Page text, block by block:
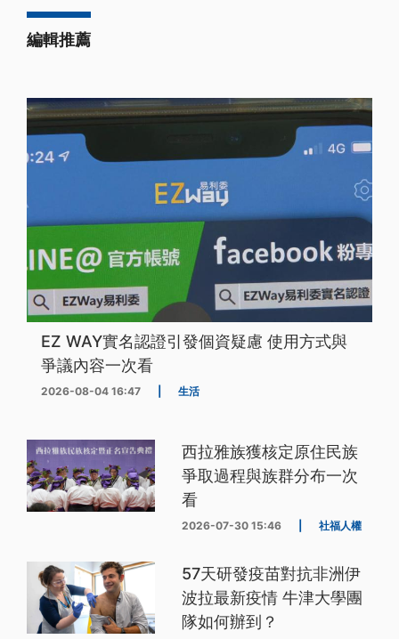
編輯推薦
EZ WAY實名認證引發個資疑慮 使用方式與
爭議內容一次看
2026-08-04 16:47 生活
西拉雅族獲核定原住民族
爭取過程與族群分布一次
看
2026-07-30 15:46 社福人權
57天研發疫苗對抗非洲伊
波拉最新疫情 牛津大學團
隊如何辦到？